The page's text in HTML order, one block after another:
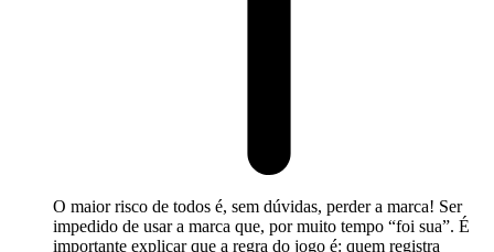
O maior risco de todos é, sem dúvidas, perder a marca! Ser
impedido de usar a marca que, por muito tempo “foi sua”. É
importante explicar que a regra do jogo é: quem registra